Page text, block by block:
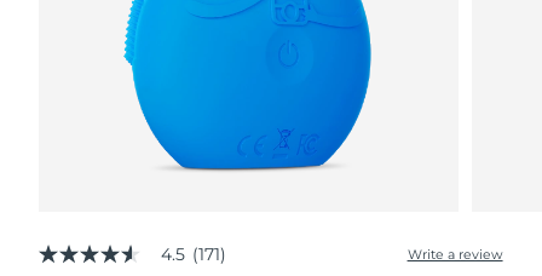
4.5
4.5 (171) Write a review